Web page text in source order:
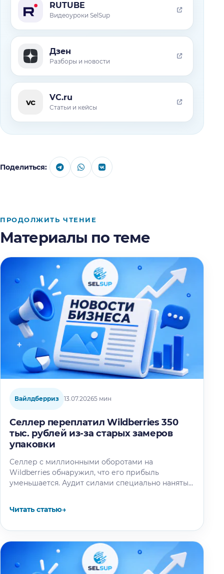
RUTUBE
Видеоуроки SelSup
Дзен
Разборы и новости
vc VC.ru
Статьи и кейсы
Поделиться:
ПРОДОЛЖИТЬ ЧТЕНИЕ
Материалы по теме
Вайлдберриз 13.07.20265 мин
Селлер переплатил Wildberries 350
тыс. рублей из-за старых замеров
упаковки
Селлер с миллионными оборотами на
Wildberries обнаружил, что его прибыль
уменьшается. Аудит силами специально нанятых
упаковки…
Читать статью→